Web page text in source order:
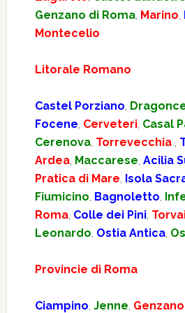
Genzano di Roma, Marino,
Montecelio
Litorale Romano
Castel Porziano,
Focene, Cerveteri, Casal
Cerenova, Torrevecchia ,
Ardea, Maccarese, Acilia
Pratica di Mare, Isola
Fiumicino, Bagnoletto,
Roma, Colle dei Pini,
Leonardo, Ostia Antica,
Provincie di Roma
Ciampino, Jenne,